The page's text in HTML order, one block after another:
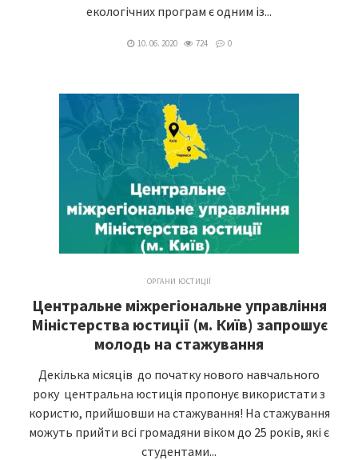
екологічних програм є одним із...
10. 06. 2020 724 0
ОРГАНИ ЮСТИЦІЇ
Центральне міжрегіональне управління
Міністерства юстиції (м. Київ) запрошує
молодь на стажування
Декілька місяців до початку нового навчального
року центральна юстиція пропонує використати з
користю, прийшовши на стажування! На стажування
можуть прийти всі громадяни віком до 25 років, які є
студентами...